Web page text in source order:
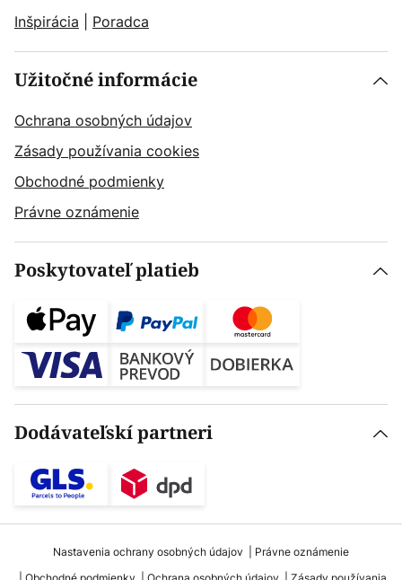
Inšpirácia
Poradca
Užitočné informácie
Ochrana osobných údajov
Zásady používania cookies
Obchodné podmienky
Právne oznámenie
Poskytovateľ platieb
Dodávateľskí partneri
Nastavenia ochrany osobných údajov
Právne oznámenie